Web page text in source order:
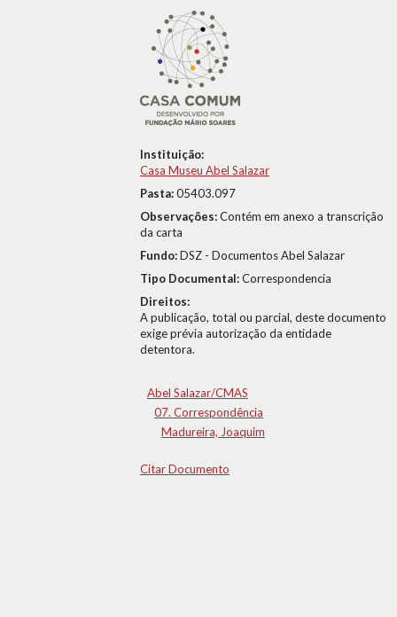
Instituição:
Casa Museu Abel Salazar
Pasta:05403.097
Observações:Contém em anexo a transcrição
da carta
Fundo:DSZ - Documentos Abel Salazar
Tipo Documental:Correspondencia
Direitos:
A publicação, total ou parcial, deste documento
exige prévia autorização da entidade
detentora.
Abel Salazar/CMAS
07. Correspondência
Madureira, Joaquim
Citar Documento